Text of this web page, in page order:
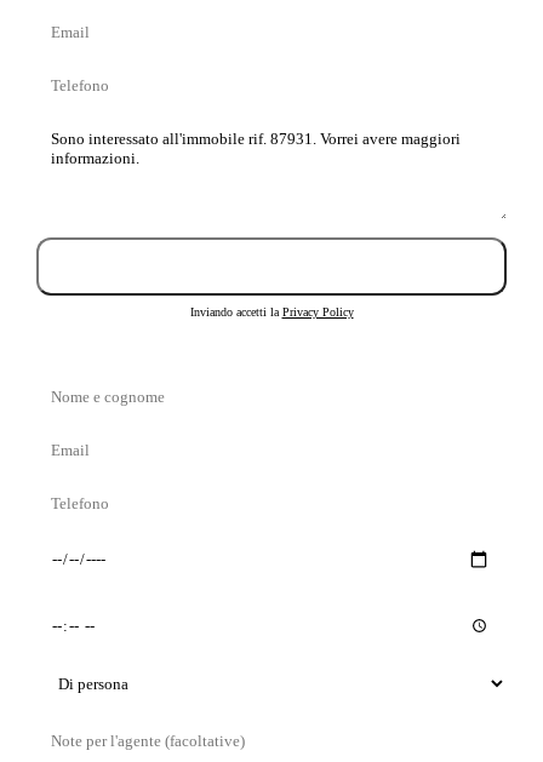
cognome
Email
Telefono
Messaggio
Inviando accetti la Privacy Policy
Nome
cognome
Email
Telefono
Giorno
Orario
Tipo
visita
Messaggio